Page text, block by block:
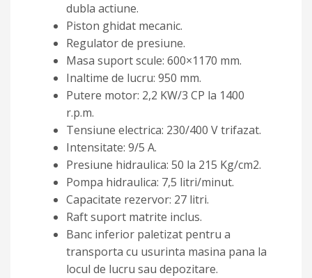
dubla actiune.
Piston ghidat mecanic.
Regulator de presiune.
Masa suport scule: 600×1170 mm.
Inaltime de lucru: 950 mm.
Putere motor: 2,2 KW/3 CP la 1400
r.p.m.
Tensiune electrica: 230/400 V trifazat.
Intensitate: 9/5 A.
Presiune hidraulica: 50 la 215 Kg/cm2.
Pompa hidraulica: 7,5 litri/minut.
Capacitate rezervor: 27 litri.
Raft suport matrite inclus.
Banc inferior paletizat pentru a
transporta cu usurinta masina pana la
locul de lucru sau depozitare.